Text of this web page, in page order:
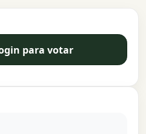
para votar